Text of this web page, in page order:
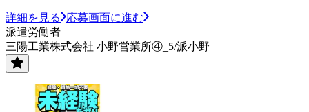
詳細を見る
応募画面に進む
派遣労働者
三陽工業株式会社 小野営業所④_5/派小野